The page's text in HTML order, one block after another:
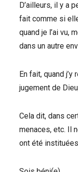
D’ailleurs, il y a
fait comme si
quand je l’ai vu,
dans un autre
En fait, quand
jugement de
Cela dit, dans
menaces, etc. Il
ont été